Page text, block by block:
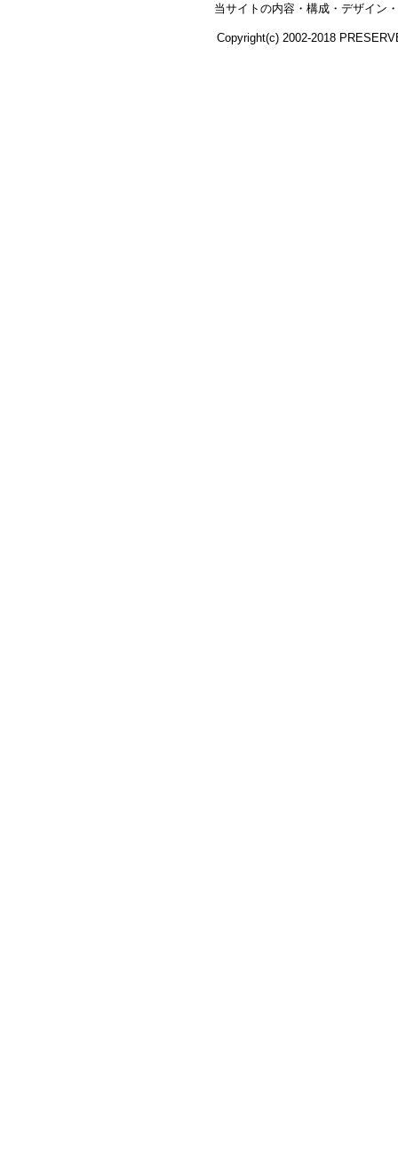
当サイトの内容・構成・デザイン
Copyright(c) 2002-2018